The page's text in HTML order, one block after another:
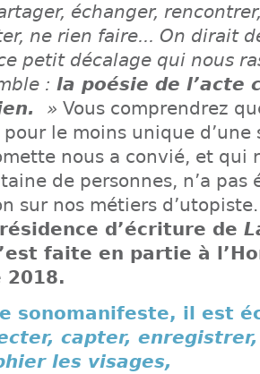
échanger,
ne rien faire... On dirait
petit décalage qui nous
: la poésie de l’acte
» Vous comprendrez
le moins unique d’une
nous a convié, et qui
de personnes, n’a pas
sur nos métiers
d’écriture de
faite en partie à
2018.
sonomanifeste, il est
capter, enregistrer,
les visages,